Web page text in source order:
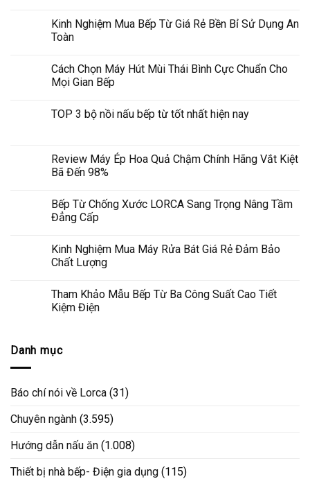
Kinh Nghiệm Mua Bếp Từ Giá Rẻ Bền Bỉ Sử Dụng An
Toàn
Cách Chọn Máy Hút Mùi Thái Bình Cực Chuẩn Cho
Mọi Gian Bếp
TOP 3 bộ nồi nấu bếp từ tốt nhất hiện nay
Review Máy Ép Hoa Quả Chậm Chính Hãng Vắt Kiệt
Bã Đến 98%
Bếp Từ Chống Xước LORCA Sang Trọng Nâng Tầm
Đẳng Cấp
Kinh Nghiệm Mua Máy Rửa Bát Giá Rẻ Đảm Bảo
Chất Lượng
Tham Khảo Mẫu Bếp Từ Ba Công Suất Cao Tiết
Kiệm Điện
Danh mục
Báo chí nói về Lorca (31)
Chuyên ngành (3.595)
Hướng dẫn nấu ăn (1.008)
Thiết bị nhà bếp- Điện gia dụng (115)